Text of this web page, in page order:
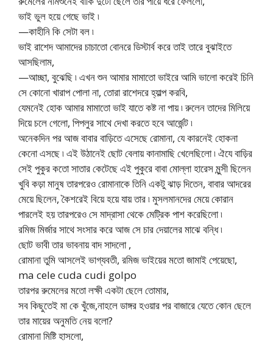
ভাই ভুল হয়ে গেছে ভাই ৷
—কাহীনি কি সেটা বল ৷
ভাই রাশেদ আমাদের চাচাতো বোনরে ডিস্টার্ব করে তাই তারে বুঝাইতে
আসছিলাম,
—আচ্ছা, বুঝেছি ৷ এখন শুন আমার মামাতো ভাইরে আমি ভালো করেই চিনি
সে কোনো খারাপ পোলা না, তোরা রাশেদরে হ্যাল্প করবি,
যেমনেই হোক আমার মামাতো ভাই যাতে কষ্ট না পায় ৷ রুলেন তাদের মিলিয়ে
দিয়ে চলে গেলো, পিপলুর সাথে দেখা করতে হবে আর্জেন্ট ৷
অনেকদিন পর আজ বাবার বাড়িতে এসেছে রোমানা, যে কারনেই হোকনা
কেনো এসছে ৷ এই উঠানেই ছোট বেলায় কানামাছি খেলেছিলো ৷ ঐযে বাড়ির
সেই পুকুর কতো সাতার কেটেছে এই পুকুরে বাবা মোল্লা হারেস মুন্সী ছিলেন
খুবি কড়া মানুষ তারপরেও রোমানাকে তিনি একটু ঝাড় দিতেন, বাবার আদরের
মেয়ে ছিলেন, কৈশরেই বিয়ে হয়ে যায় তার ৷ মুসলমানদের মেয়ে কোরান
পারলেই হয় তারপরেও সে মাদ্রাসা থেকে মেট্রিক পাশ করেছিলো ৷
রমিজ মির্জার সাথে সংসার করে আজ সে চার দেয়ালের মাঝে বন্ধি ৷
ছোট ভাবী তার ভাবনায় বাদ সাদলো ,
রোমানা তুমি আসলেই ভাগ্যবতী, রমিজ ভাইয়ের মতো জামাই পেয়েছো,
ma cele cuda cudi golpo
তারপর রুমেলের মতো লক্ষী একটা ছেলে তোমার,
সব কিছুতেই মা কে খুঁজে,নাহলে ডাঙ্গর হওয়ার পর বাজারে যেতে কোন ছেলে
তার মায়ের অনুমতি নেয় বলো?
রোমানা মিষ্টি হাসলো,